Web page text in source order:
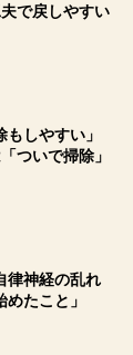
で戻しやすい
しやすい」
ついで掃除」
律神経の乱れ
たこと」